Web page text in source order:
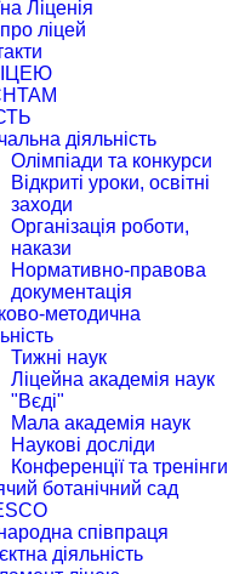
Ліценія
ліцей
діяльність
Олімпіади та конкурси
Відкриті уроки, освітні
заходи
Організація роботи,
накази
Нормативно-правова
документація
методична
Тижні наук
Ліцейна академія наук
"Вєді"
Мала академія наук
Наукові досліди
Конференції та тренінги
ботанічний сад
співпраця
діяльність